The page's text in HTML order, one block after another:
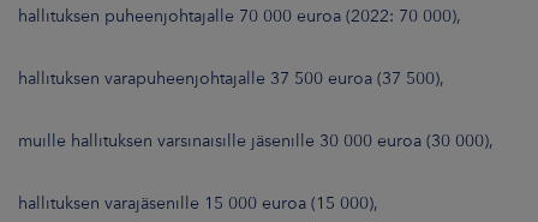
hallituksen puheenjohtajalle 70 000 euroa (2022: 70 000),
hallituksen varapuheenjohtajalle 37 500 euroa (37 500),
muille hallituksen varsinaisille jäsenille 30 000 euroa (30 000),
hallituksen varajäsenille 15 000 euroa (15 000),